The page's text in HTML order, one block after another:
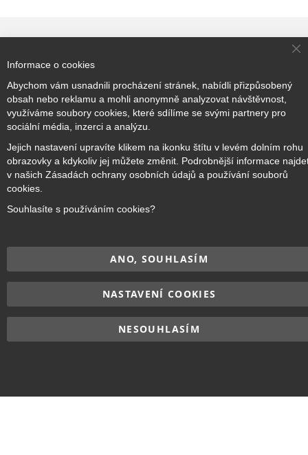
Přihlásit odběr
Copyright © 2017–2026 BRIDGE Academy
Informace o cookies
Abychom vám usnadnili procházení stránek, nabídli přizpůsobený
obsah nebo reklamu a mohli anonymně analyzovat návštěvnost,
využíváme soubory cookies, které sdílíme se svými partnery pro
sociální média, inzerci a analýzu.
Jejich nastavení upravíte klikem na ikonku štítu v levém dolním rohu
obrazovky a kdykoliv jej můžete změnit. Podrobnější informace
v našich Zásadách ochrany osobních údajů a používání souborů
cookies.
Souhlasíte s používáním cookies?
ANO, SOUHLASÍM
NASTAVENÍ COOKIES
NESOUHLASÍM